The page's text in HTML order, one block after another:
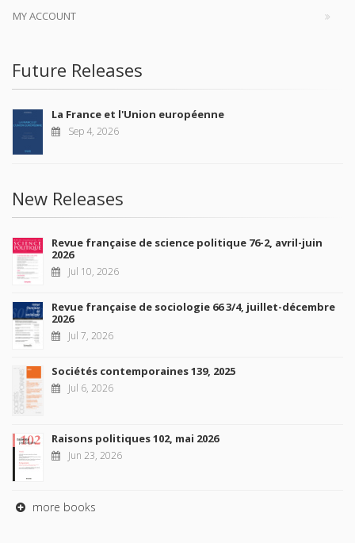
MY ACCOUNT
Future Releases
La France et l'Union européenne
Sep 4, 2026
New Releases
Revue française de science politique 76-2, avril-juin
2026
Jul 10, 2026
Revue française de sociologie 66 3/4, juillet-décembre
2026
Jul 7, 2026
Sociétés contemporaines 139, 2025
Jul 6, 2026
Raisons politiques 102, mai 2026
Jun 23, 2026
more books